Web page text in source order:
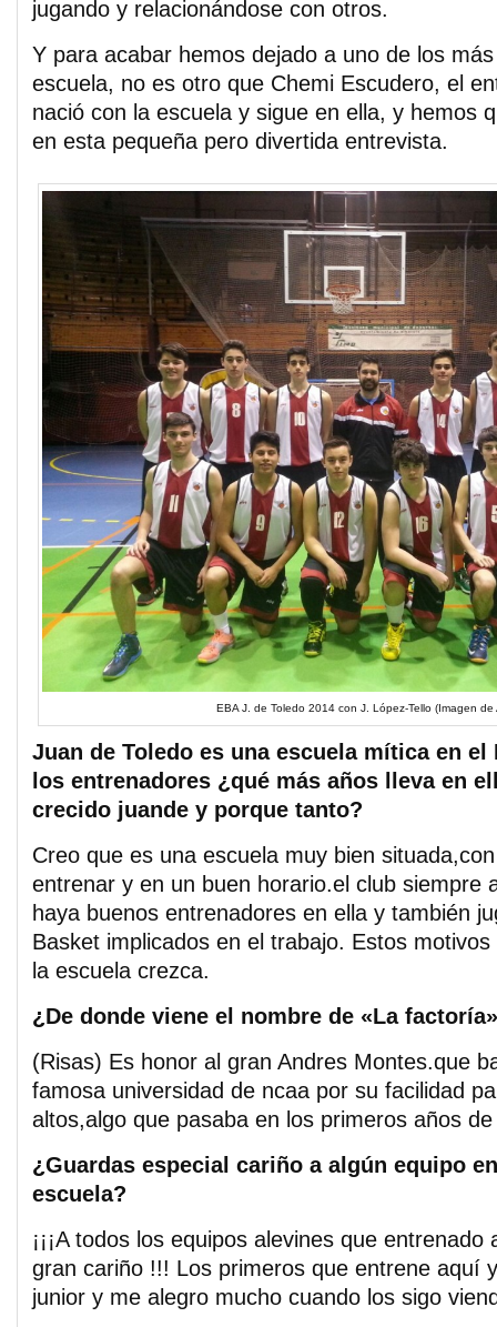
jugando y relacionándose con otros.
Y para acabar hemos dejado a uno de los
escuela, no es otro que Chemi Escudero, el
nació con la escuela y sigue en ella, y hemos
en esta pequeña pero divertida entrevista.
EBA J. de Toledo 2014 con J. López-Tello (Imagen de
Juan de Toledo es una escuela mítica en el
los entrenadores ¿qué más años lleva en
crecido juande y porque tanto?
Creo que es una escuela muy bien
entrenar y en un buen horario.el club siempre
haya buenos entrenadores en ella y también
Basket implicados en el trabajo. Estos
la escuela crezca.
¿De donde viene el nombre de «La
(Risas) Es honor al gran Andres Montes.que
famosa universidad de ncaa por su facilidad
altos,algo que pasaba en los primeros años
¿Guardas especial cariño a algún equipo
escuela?
¡¡¡A todos los equipos alevines que
gran cariño !!! Los primeros que entrene aquí
junior y me alegro mucho cuando los sigo